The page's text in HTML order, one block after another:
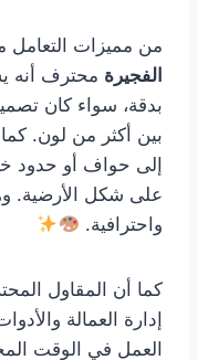
من مميزات التعامل
الفجيرة محترف أنه
بدقة، سواء كان
بين أكثر من لون. كما
إلى حواف أو حدود
على شكل الأرضية.
واحترافية.
كما أن المقاول
إدارة العمالة
العمل في الوقت